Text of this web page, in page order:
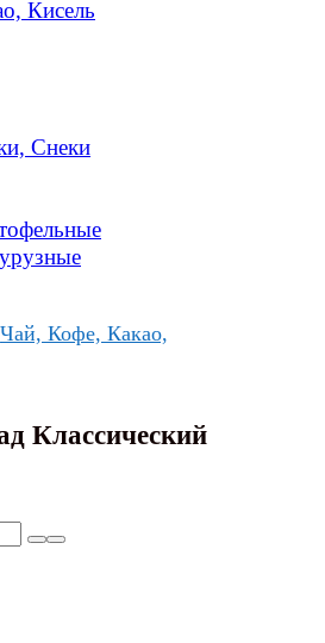
Кисель
Снеки
Чай, Кофе, Какао,
Классический